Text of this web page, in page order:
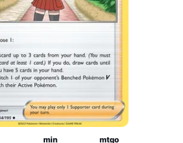
min
mtgo